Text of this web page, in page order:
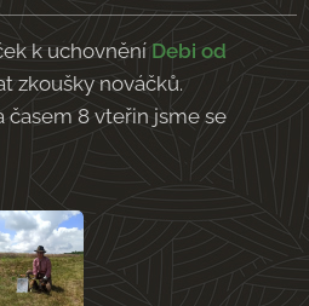
k uchovněníDebi od
zkoušky nováčků.
8 vteřin jsme se